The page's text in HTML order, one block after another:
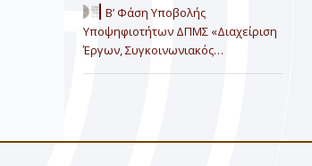
Β’ Φάση Υποβολής
Υποψηφιοτήτων ΔΠΜΣ «Διαχείριση
Έργων, Συγκοινωνιακός…